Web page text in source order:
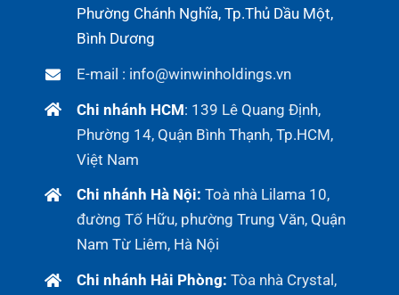
Phường Chánh Nghĩa, Tp.Thủ Dầu Một,
Bình Dương
E-mail : info@winwinholdings.vn
Chi nhánh HCM: 139 Lê Quang Định,
Phường 14, Quận Bình Thạnh, Tp.HCM,
Việt Nam
Chi nhánh Hà Nội: Toà nhà Lilama 10,
đường Tố Hữu, phường Trung Văn, Quận
Nam Từ Liêm, Hà Nội
Chi nhánh Hải Phòng: Tòa nhà Crystal,